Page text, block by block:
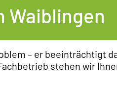
Waiblingen
– er beeinträchtigt
stehen wir